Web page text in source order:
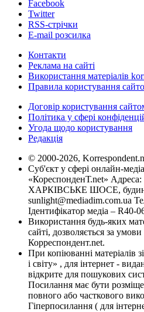
Facebook
Twitter
RSS-стрічки
E-mail розсилка
Контакти
Реклама на сайті
Використання матеріалів
Правила користування
Договір користування
Політика у сфері
Угода щодо користування
Редакція
© 2000-2026,
Суб'єкт у сфері онлайн-
«КореспонденТ.net» Адреса:
ХАРКІВСЬКЕ ШОСЕ,
sunlight@mediadim.com.ua
Ідентифікатор медіа – R40-
Використання будь-яких
сайті, дозволяється за
Корреспондент.net.
При копіюванні матеріалів
і світу» , для інтернет -
відкрите для пошукових
Посилання має бути
повного або часткового
Гіперпосилання ( для